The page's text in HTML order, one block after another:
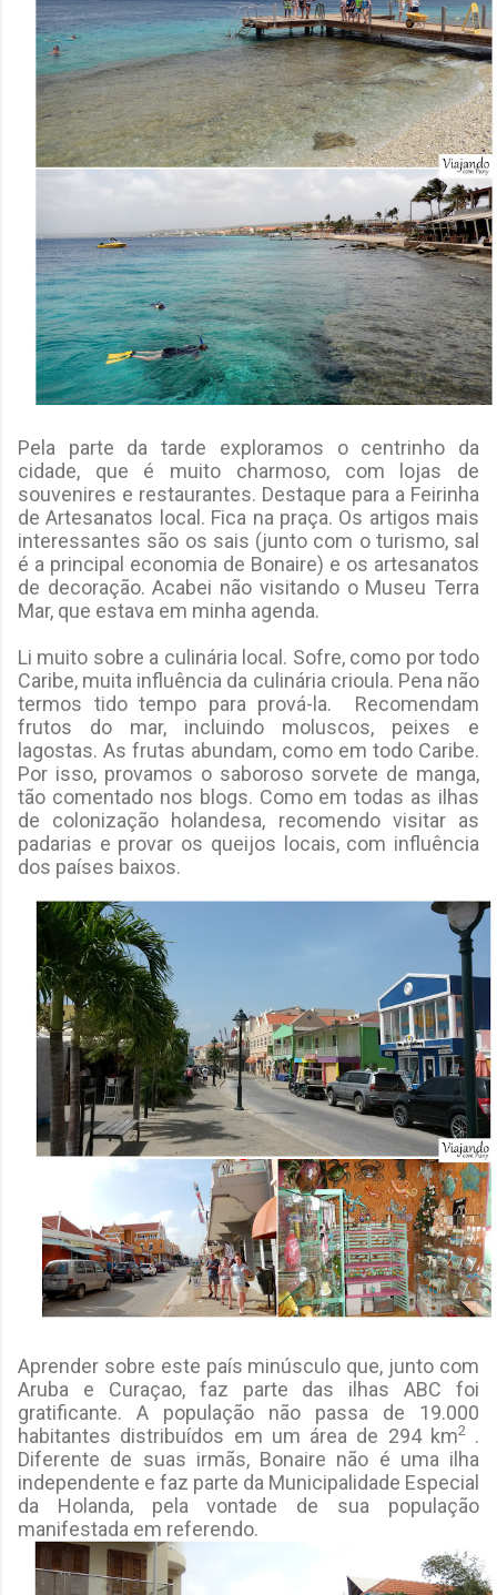
Pela parte da tarde exploramos o centrinho da
cidade, que é muito charmoso, com lojas de
souvenires e restaurantes. Destaque para a Feirinha
de Artesanatos local. Fica na praça. Os artigos mais
interessantes são os sais (junto com o turismo, sal
é a principal economia de Bonaire) e os artesanatos
de decoração. Acabei não visitando o Museu Terra
Mar, que estava em minha agenda.
Li muito sobre a culinária local. Sofre, como por todo
Caribe, muita influência da culinária crioula. Pena não
termos tido tempo para prová-la. Recomendam
frutos do mar, incluindo moluscos, peixes e
lagostas. As frutas abundam, como em todo Caribe.
Por isso, provamos o saboroso sorvete de manga,
tão comentado nos blogs. Como em todas as ilhas
de colonização holandesa, recomendo visitar as
padarias e provar os queijos locais, com influência
dos países baixos.
Aprender sobre este país minúsculo que, junto com
Aruba e Curaçao, faz parte das ilhas ABC foi
gratificante. A população não passa de 19.000
habitantes distribuídos em um área de 294 km2 .
Diferente de suas irmãs, Bonaire não é uma ilha
independente e faz parte da Municipalidade Especial
da Holanda, pela vontade de sua população
manifestada em referendo.